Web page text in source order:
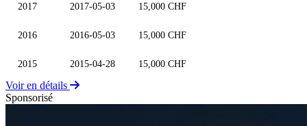
2017 2017-05-03 15,000 CHF
2016 2016-05-03 15,000 CHF
2015 2015-04-28 15,000 CHF
Voir en détails
Sponsorisé